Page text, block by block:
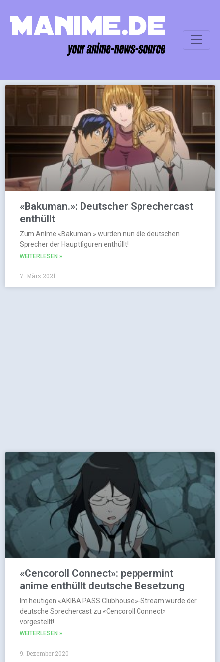
«Bakuman.»: Deutscher Sprechercast
enthüllt
Zum Anime «Bakuman.» wurden nun die deutschen
Sprecher der Hauptfiguren enthüllt!
WEITERLESEN »
7. März 2021
«Cencoroll Connect»: peppermint
anime enthüllt deutsche Besetzung
Im heutigen «AKIBA PASS Clubhouse»-Stream wurde der
deutsche Sprechercast zu «Cencoroll Connect»
vorgestellt!
WEITERLESEN »
9. Dezember 2020